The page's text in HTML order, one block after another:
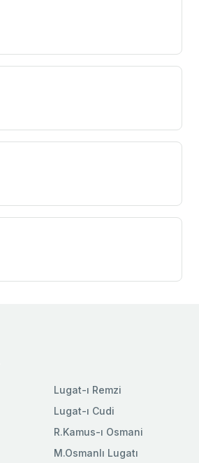
Lugat-ı Remzi
Lugat-ı Cudi
R.Kamus-ı Osmani
M.Osmanlı Lugatı